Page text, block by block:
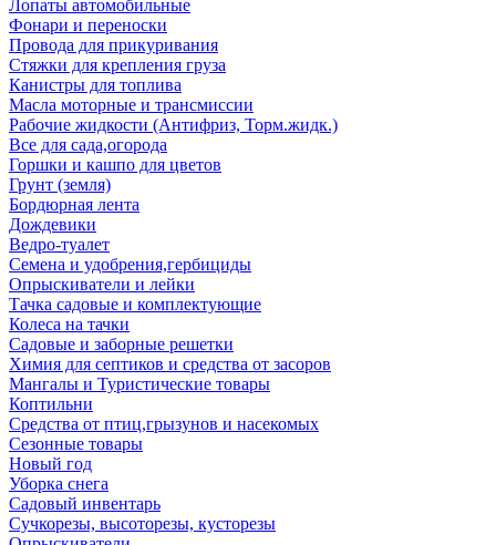
Лопаты автомобильные
Фонари и переноски
Провода для прикуривания
Стяжки для крепления груза
Канистры для топлива
Масла моторные и трансмиссии
Рабочие жидкости (Антифриз, Торм.жидк.)
Все для сада,огорода
Горшки и кашпо для цветов
Грунт (земля)
Бордюрная лента
Дождевики
Ведро-туалет
Семена и удобрения,гербициды
Опрыскиватели и лейки
Тачка садовые и комплектующие
Колеса на тачки
Садовые и заборные решетки
Химия для септиков и средства от засоров
Мангалы и Туристические товары
Коптильни
Средства от птиц,грызунов и насекомых
Сезонные товары
Новый год
Уборка снега
Садовый инвентарь
Сучкорезы, высоторезы, кусторезы